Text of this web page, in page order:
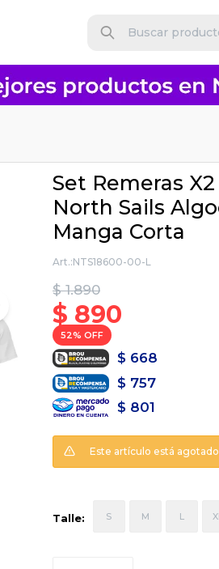
Set Remeras X2
North Sails
Manga Corta
NTS18600-00-L
$ 1.890
$ 890
52
$ 668
$ 757
$ 801
Este artículo está
Talle: S M L